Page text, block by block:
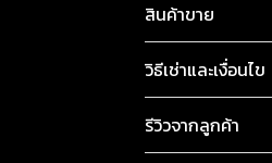
สินค้าขาย
วิธีเช่าและเงื่อนไข
รีวิวจากลูกค้า